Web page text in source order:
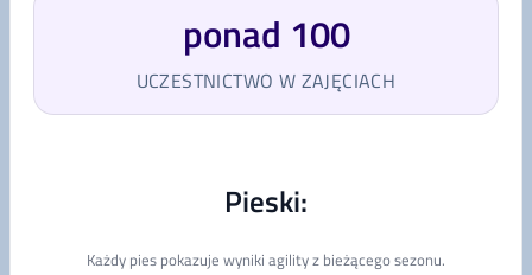
ponad 100
UCZESTNICTWO W ZAJĘCIACH
Pieski:
Każdy pies pokazuje wyniki agility z bieżącego sezonu.